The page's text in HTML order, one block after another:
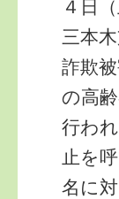
４日
三本
詐欺
の高
行わ
止を
名に